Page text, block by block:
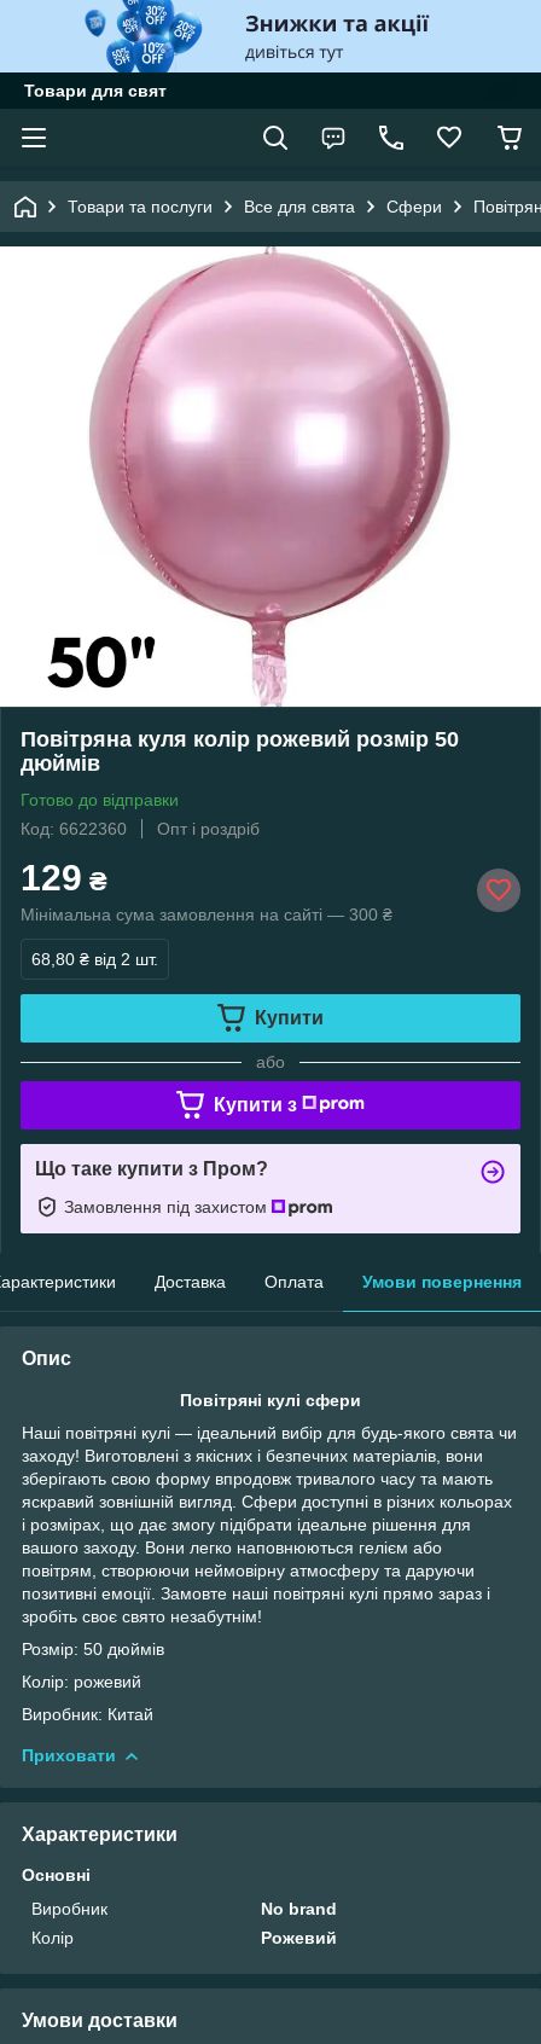
Товари для свят
Товари та послуги Все для свята Сфери
Повітряна куля колір рожевий розмір 50
дюймів
Готово до відправки
Код: 6622360
Опт і роздріб
129 ₴
Мінімальна сума замовлення на сайті — 300 ₴
68,80 ₴ від 2 шт.
Купити
або
Купити з
Що таке купити з Пром?
Замовлення під захистом
Доставка Оплата Умови повернення
Опис
Повітряні кулі сфери
Наші повітряні кулі — ідеальний вибір для будь-якого свята чи
заходу! Виготовлені з якісних і безпечних матеріалів, вони
зберігають свою форму впродовж тривалого часу та мають
яскравий зовнішній вигляд. Сфери доступні в різних кольорах
і розмірах, що дає змогу підібрати ідеальне рішення для
вашого заходу. Вони легко наповнюються гелієм або
повітрям, створюючи неймовірну атмосферу та даруючи
позитивні емоції. Замовте наші повітряні кулі прямо зараз і
зробіть своє свято незабутнім!
Розмір: 50 дюймів
Колір: рожевий
Виробник: Китай
Приховати
Характеристики
Основні
Виробник
No brand
Колір
Рожевий
Умови доставки